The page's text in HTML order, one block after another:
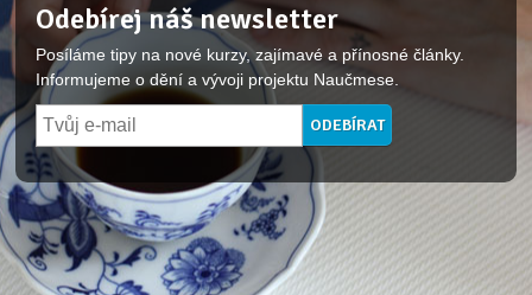
Odebírej náš newsletter
Posíláme tipy na nové kurzy, zajímavé a přínosné články.
Informujeme o dění a vývoji projektu Naučmese.